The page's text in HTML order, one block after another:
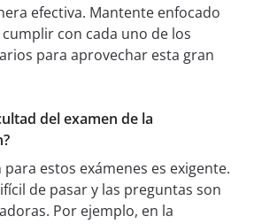
efectiva. Mantente enfocado
con cada uno de los
para aprovechar esta gran
del examen de la
estos exámenes es exigente.
de pasar y las preguntas son
Por ejemplo, en la